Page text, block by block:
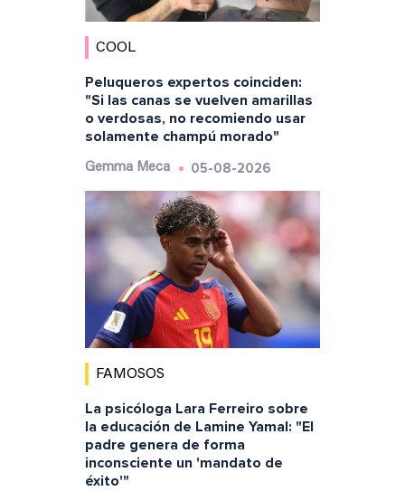
COOL
Peluqueros expertos coinciden:
"Si las canas se vuelven amarillas
o verdosas, no recomiendo usar
solamente champú morado"
Gemma Meca 05-08-2026
FAMOSOS
La psicóloga Lara Ferreiro sobre
la educación de Lamine Yamal: "El
padre genera de forma
inconsciente un 'mandato de
éxito'"